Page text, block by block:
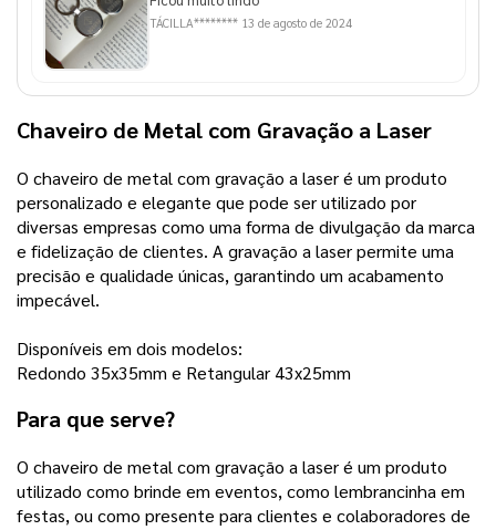
TÁCILLA******** 13 de agosto de 2024
Chaveiro de Metal com Gravação a Laser
O chaveiro de metal com gravação a laser é um produto
personalizado e elegante que pode ser utilizado por
diversas empresas como uma forma de divulgação da marca
e fidelização de clientes. A gravação a laser permite uma
precisão e qualidade únicas, garantindo um acabamento
impecável.
Disponíveis em dois modelos:
Redondo 35x35mm e Retangular 43x25mm
Para que serve?
O chaveiro de metal com gravação a laser é um produto
utilizado como brinde em eventos, como lembrancinha em
festas, ou como presente para clientes e colaboradores de